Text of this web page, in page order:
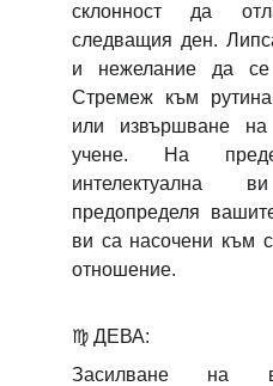
склонност да
следващия ден.
и нежелание да
Стремеж към
или извършване
учене. На
интелектуална
предопределя
ви са насочени към
отношение.
♍ ДЕВА:
Засилване на